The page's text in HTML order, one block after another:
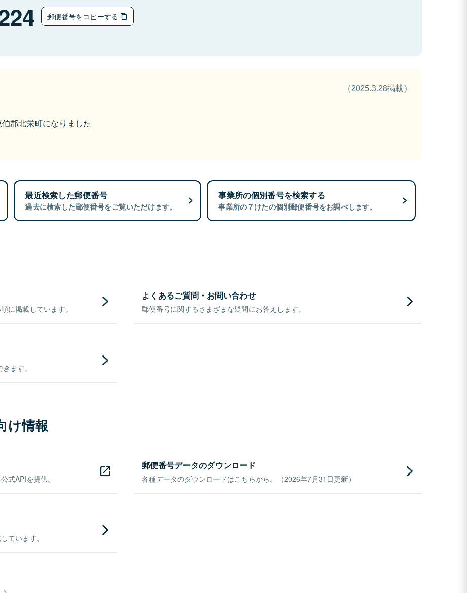
郵便番号をコピーする
（2025.3.28掲載）
郡北栄町になりました
最近検索した郵便番号
過去に検索した郵便番号をご覧いただけます。
事業所の個別番号を検索する
事業所の７けたの個別郵便番号をお調べします。
に掲載しています。
よくあるご質問・お問い合わせ
郵便番号に関するさまざまな疑問にお答えします。
ます。
け情報
式APIを提供。
郵便番号データのダウンロード
各種データのダウンロードはこちらから。（2026年7月31日更新）
ています。